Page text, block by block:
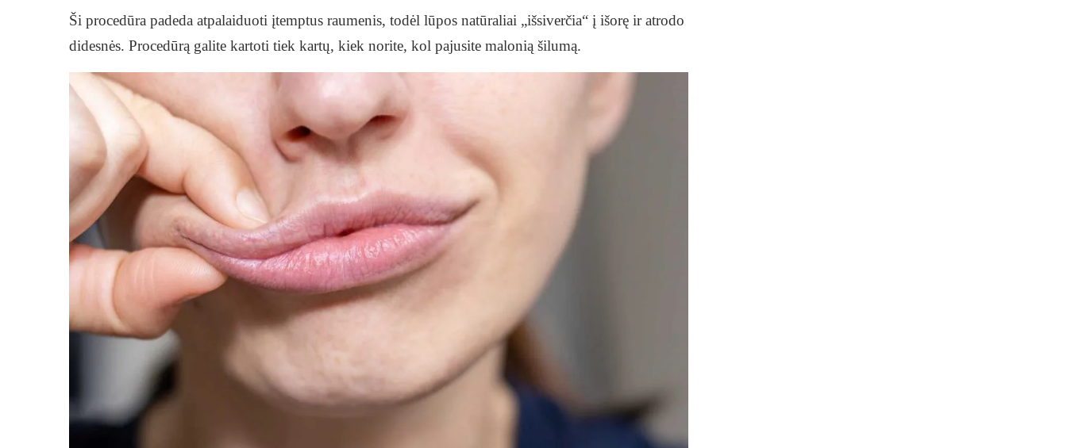
Ši procedūra padeda atpalaiduoti įtemptus raumenis, todėl lūpos natūraliai „išsiverčia“ į išorę ir atrodo
didesnės. Procedūrą galite kartoti tiek kartų, kiek norite, kol pajusite malonią šilumą.